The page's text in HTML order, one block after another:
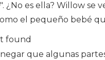
¿No es ella? Willow
el pequeño bebé
found
que algunas